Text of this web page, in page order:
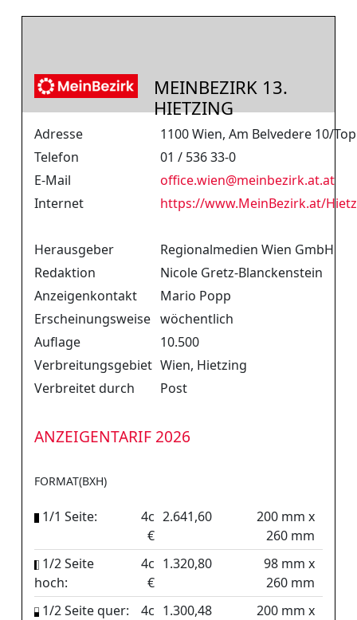
MEINBEZIRK 13.
HIETZING
Adresse
1100 Wien, Am Belvedere 10/
Telefon
01 / 536 33-0
E-Mail
office.wien@meinbezirk.at.at
Internet
https://www.MeinBezirk.at/
Herausgeber
Regionalmedien Wien GmbH
Redaktion
Nicole Gretz-Blanckenstein
Anzeigenkontakt
Mario Popp
Erscheinungsweise wöchentlich
Auflage
10.500
Verbreitungsgebiet Wien, Hietzing
Verbreitet durch
Post
ANZEIGENTARIF 2026
FORMAT(BXH)
1/1 Seite:
4c
€
2.641,60
200 mm x
260 mm
1/2 Seite
hoch:
4c
€
1.320,80
98 mm x
260 mm
1/2 Seite quer:
4c 1.300,48
200 mm x